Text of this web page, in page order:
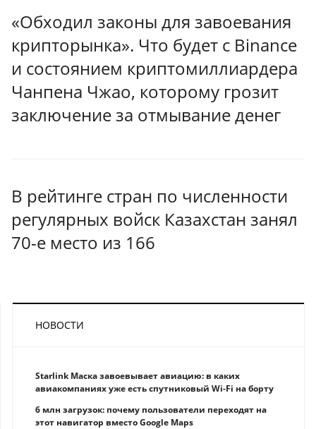
«Обходил законы для завоевания
крипторынка». Что будет с Binance
и состоянием криптомиллиардера
Чанпена Чжао, которому грозит
заключение за отмывание денег
В рейтинге стран по численности
регулярных войск Казахстан занял
70-е место из 166
НОВОСТИ
Starlink Маска завоевывает авиацию: в каких
авиакомпаниях уже есть спутниковый Wi-Fi на борту
6 млн загрузок: почему пользователи переходят на
этот навигатор вместо Google Maps